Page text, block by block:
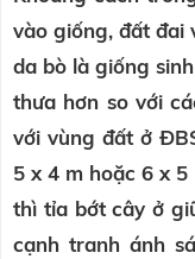
vào giống, đất đai
da bò là giống
thưa hơn so với
với vùng đất ở
5 x 4 m hoặc 6 x
thì tỉa bớt cây ở
cạnh tranh ánh